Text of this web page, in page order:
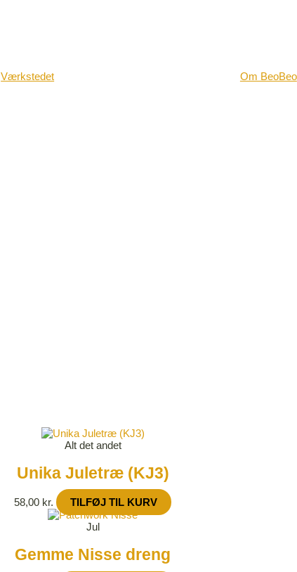
Værkstedet Om BeoBeo
Alt det andet
Unika Juletræ (KJ3)
58,00 kr. TILFØJ TIL KURV
Jul
Gemme Nisse dreng